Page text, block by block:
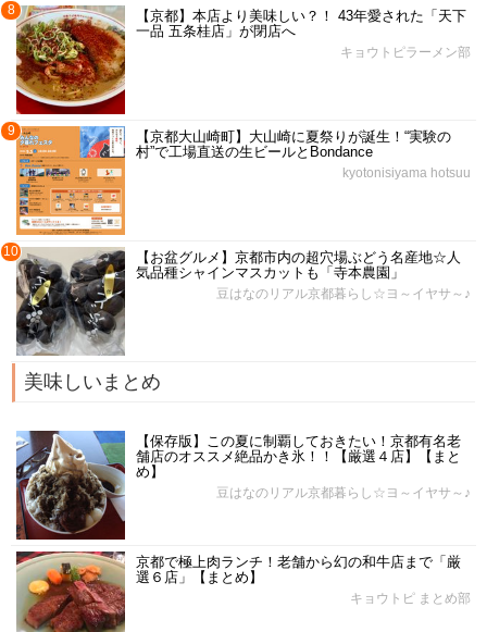
8
【京都】本店より美味しい？！ 43年愛された「天下
一品 五条桂店」が閉店へ
キョウトピラーメン部
9
【京都大山崎町】大山崎に夏祭りが誕生！“実験の
村”で工場直送の生ビールとBondance
kyotonisiyama hotsuu
10
【お盆グルメ】京都市内の超穴場ぶどう名産地☆人
気品種シャインマスカットも「寺本農園」
豆はなのリアル京都暮らし☆ヨ～イヤサ～♪
美味しいまとめ
【保存版】この夏に制覇しておきたい！京都有名老
舗店のオススメ絶品かき氷！！【厳選４店】【まと
め】
豆はなのリアル京都暮らし☆ヨ～イヤサ～♪
京都で極上肉ランチ！老舗から幻の和牛店まで「厳
選６店」【まとめ】
キョウトピ まとめ部